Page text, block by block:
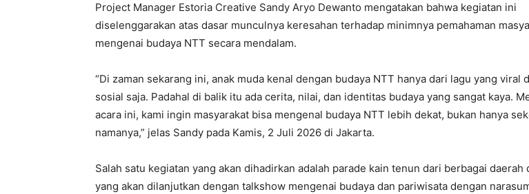
Project Manager Estoria Creative Sandy Aryo Dewanto mengatakan bahwa kegiatan ini
diselenggarakan atas dasar munculnya keresahan terhadap minimnya pemahaman
mengenai budaya NTT secara mendalam.
“Di zaman sekarang ini, anak muda kenal dengan budaya NTT hanya dari lagu yang viral
sosial saja. Padahal di balik itu ada cerita, nilai, dan identitas budaya yang sangat kaya.
acara ini, kami ingin masyarakat bisa mengenal budaya NTT lebih dekat, bukan hanya
namanya,” jelas Sandy pada Kamis, 2 Juli 2026 di Jakarta.
Salah satu kegiatan yang akan dihadirkan adalah parade kain tenun dari berbagai daerah
yang akan dilanjutkan dengan talkshow mengenai budaya dan pariwisata dengan